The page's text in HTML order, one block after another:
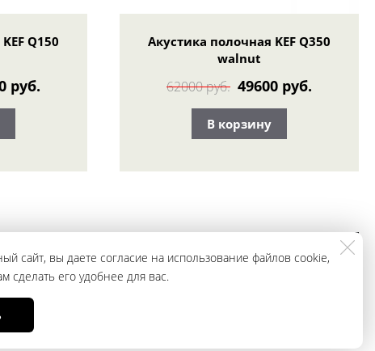
Q150
руб.
Акустика полочная KEF Q350
walnut
62000 руб. 49600 руб.
В корзину
сайт, вы даете согласие на использование файлов cookie,
сделать его удобнее для вас.
+79965943296
ЗАКАЗАТЬ
ЗВОНОК
исключительно информационный характер и ни при каких условиях
о наличии и стоимости указанных товаров и (или) услуг, пожалуйста,